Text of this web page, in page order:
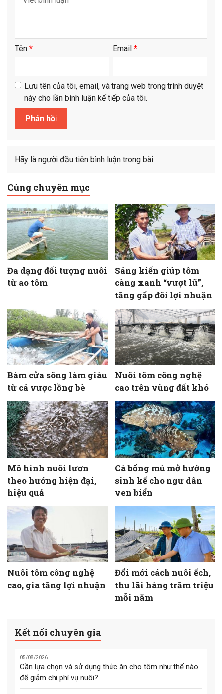
Tên * Email *
Lưu tên của tôi, email, và trang web trong trình duyệt
này cho lần bình luận kế tiếp của tôi.
Hãy là người đầu tiên bình luận trong bài
Cùng chuyên mục
Đa dạng đối tượng nuôi
từ ao tôm
Sáng kiến giúp tôm
càng xanh “vượt lũ”,
tăng gấp đôi lợi nhuận
Bám cửa sông làm giàu
từ cá vược lồng bè
Nuôi tôm công nghệ
cao trên vùng đất khó
Mô hình nuôi lươn
theo hướng hiện đại,
hiệu quả
Cá bống mú mở hướng
sinh kế cho ngư dân
ven biển
Nuôi tôm công nghệ
cao, gia tăng lợi nhuận
Đổi mới cách nuôi ếch,
thu lãi hàng trăm triệu
mỗi năm
Kết nối chuyên gia
05/08/2026
Cần lựa chọn và sử dụng thức ăn cho tôm như thế nào
để giảm chi phí vụ nuôi?